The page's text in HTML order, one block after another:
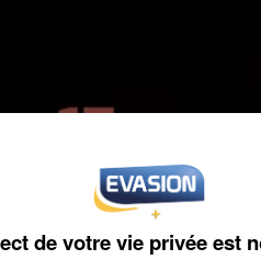
de votre vie privée est